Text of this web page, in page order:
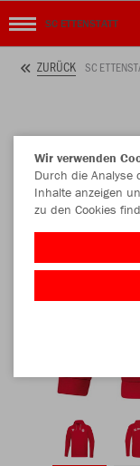
SC ETTENSTATT
ZURÜCK SC
Wir verwenden
Durch die Analyse
Inhalte anzeigen
zu den Cookies